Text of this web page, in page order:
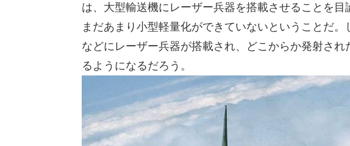
は、大型輸送機にレーザー兵器を搭載させることを目
まだあまり小型軽量化ができていないということだ
などにレーザー兵器が搭載され、どこからか発射さ
るようになるだろう。